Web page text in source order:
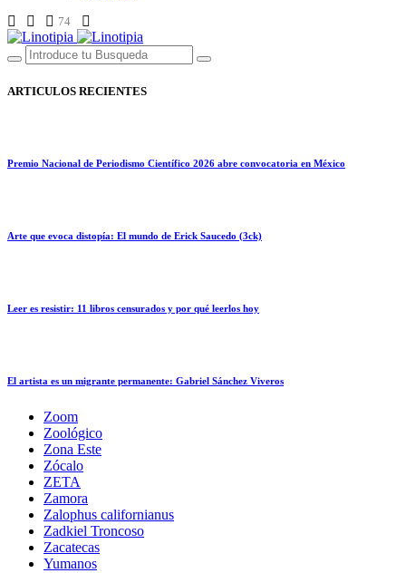
74
ARTICULOS RECIENTES
Premio Nacional de Periodismo Científico 2026 abre convocatoria en México
Arte que evoca distopía: El mundo de Erick Saucedo (3ck)
Leer es resistir: 11 libros censurados y por qué leerlos hoy
El artista es un migrante permanente: Gabriel Sánchez Viveros
Zoom
Zoológico
Zona Este
Zócalo
ZETA
Zamora
Zalophus californianus
Zadkiel Troncoso
Zacatecas
Yumanos